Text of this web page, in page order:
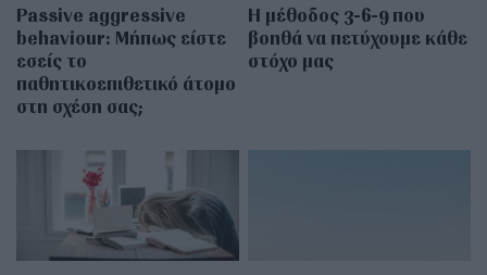
Passive aggressive
behaviour: Μήπως είστε
εσείς το
παθητικοεπιθετικό άτομο
στη σχέση σας;
Η μέθοδος 3-6-9 που
βοηθά να πετύχουμε κάθε
στόχο μας